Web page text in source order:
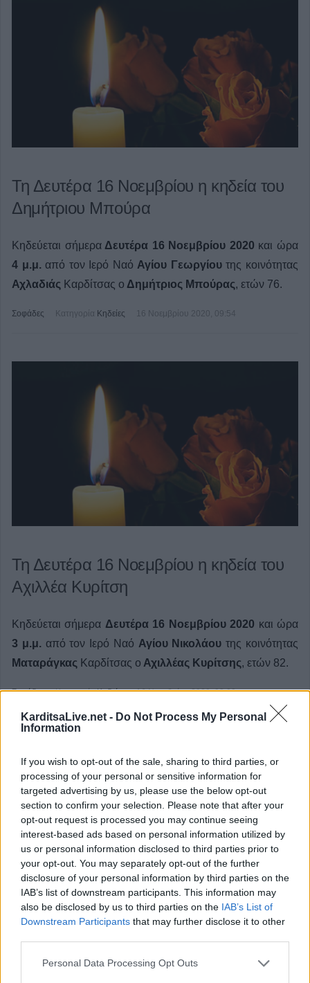
KarditsaLive.net - Do Not Process My Personal
Information
If you wish to opt-out of the sale, sharing to third parties, or
processing of your personal or sensitive information for
targeted advertising by us, please use the below opt-out
section to confirm your selection. Please note that after your
opt-out request is processed you may continue seeing
interest-based ads based on personal information utilized by
us or personal information disclosed to third parties prior to
your opt-out. You may separately opt-out of the further
disclosure of your personal information by third parties on the
IAB’s list of downstream participants. This information may
also be disclosed by us to third parties on the IAB’s List of
Downstream Participants that may further disclose it to other
Personal Data Processing Opt Outs
Τη Δευτέρα 16 Νοεμβρίου η κηδεία του
Δημήτριου Μπούρα
Κηδεύεται σήμεραΔευτέρα 16 Νοεμβρίου 2020 και ώρα
4 μ.μ. από τον Ιερό Ναό Αγίου Γεωργίουτης κοινότητας
Αχλαδιάς Καρδίτσας ο Δημήτριος Μπούρας, ετών 76.
Σοφάδες Κατηγορία Κηδείες 16 Νοεμβρίου 2020, 09:54
Τη Δευτέρα 16 Νοεμβρίου η κηδεία του
Αχιλλέα Κυρίτση
Κηδεύεται σήμερα Δευτέρα 16 Νοεμβρίου 2020 και ώρα
3 μ.μ. από τον Ιερό Ναό Αγίου Νικολάουτης κοινότητας
Ματαράγκας Καρδίτσας ο Αχιλλέας Κυρίτσης, ετών 82.
Σοφάδες Κατηγορία Κηδείες 16 Νοεμβρίου 2020, 08:09
Την Κυριακή 15 Νοεμβρίου η κηδεία της
Βασιλικής Ντουλαβέρη